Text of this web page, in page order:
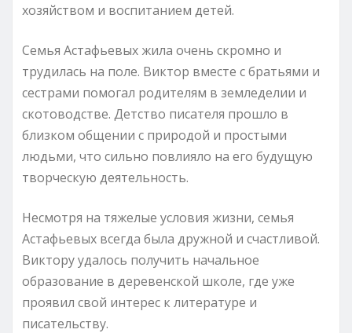
хозяйством и воспитанием детей.
Семья Астафьевых жила очень скромно и
трудилась на поле. Виктор вместе с братьями и
сестрами помогал родителям в земледелии и
скотоводстве. Детство писателя прошло в
близком общении с природой и простыми
людьми, что сильно повлияло на его будущую
творческую деятельность.
Несмотря на тяжелые условия жизни, семья
Астафьевых всегда была дружной и счастливой.
Виктору удалось получить начальное
образование в деревенской школе, где уже
проявил свой интерес к литературе и
писательству.